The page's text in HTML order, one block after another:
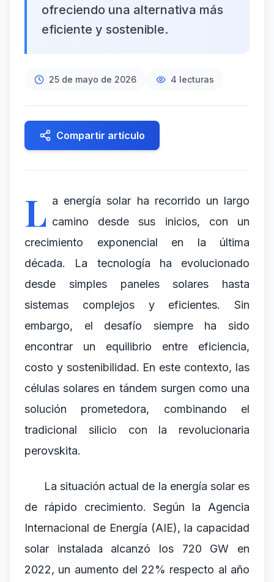
ofreciendo una alternativa más
eficiente y sostenible.
25 de mayo de 2026 4 lecturas
Compartir artículo
L a energía solar ha recorrido un largo
camino desde sus inicios, con un
crecimiento exponencial en la última
década. La tecnología ha evolucionado
desde simples paneles solares hasta
sistemas complejos y eficientes. Sin
embargo, el desafío siempre ha sido
encontrar un equilibrio entre eficiencia,
costo y sostenibilidad. En este contexto, las
células solares en tándem surgen como una
solución prometedora, combinando el
tradicional silicio con la revolucionaria
perovskita.
La situación actual de la energía solar es
de rápido crecimiento. Según la Agencia
Internacional de Energía (AIE), la capacidad
solar instalada alcanzó los 720 GW en
2022, un aumento del 22% respecto al año